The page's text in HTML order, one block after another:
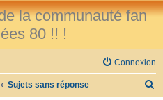
la communauté fan
80 !! !
Connexion
Sujets sans réponse